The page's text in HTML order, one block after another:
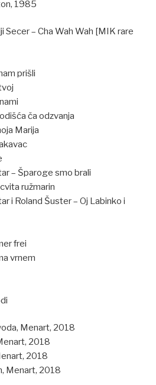
1985
Secer – Cha Wah Wah [MIK rare
prišli
ča odzvanja
Marija
– Šparoge smo brali
ružmarin
i Roland Šuster – Oj Labinko i
frei
vrnem
Menart, 2018
2018
2018
Menart, 2018